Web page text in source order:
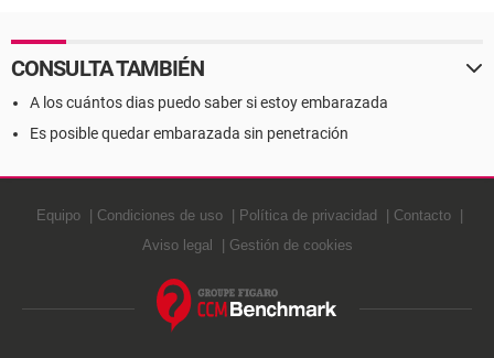
CONSULTA TAMBIÉN
A los cuántos dias puedo saber si estoy embarazada
Es posible quedar embarazada sin penetración
Equipo Condiciones de uso Política de privacidad
Contacto
Aviso legal
Gestión de cookies